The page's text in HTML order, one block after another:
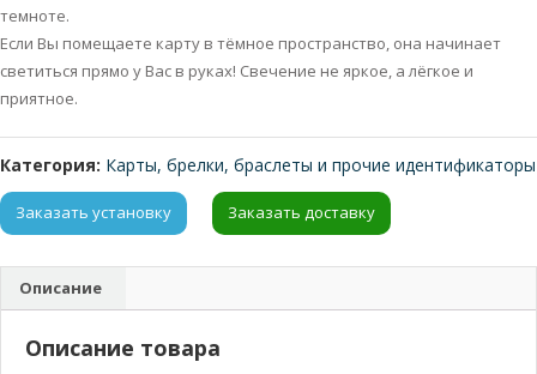
темноте.
Если Вы помещаете карту в тёмное пространство, она начинает
светиться прямо у Вас в руках! Свечение не яркое, а лёгкое и
приятное.
Категория: Карты, брелки, браслеты и прочие идентификаторы
Заказать установку Заказать доставку
Описание
Описание товара